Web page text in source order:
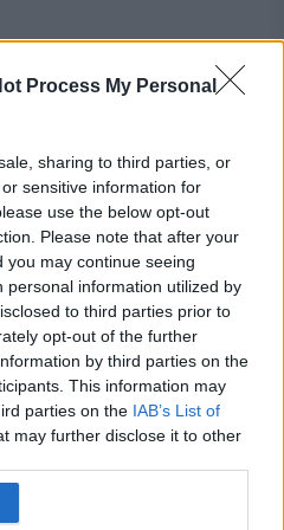
Process My Personal
sharing to third parties, or
sensitive information for
use the below opt-out
Please note that after your
may continue seeing
personal information utilized by
to third parties prior to
opt-out of the further
by third parties on the
This information may
parties on the IAB’s List of
may further disclose it to other
noastre